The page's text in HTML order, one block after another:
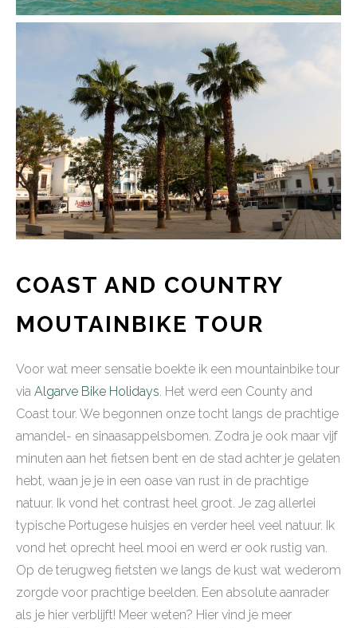
COAST AND COUNTRY
MOUTAINBIKE TOUR
Voor wat meer sensatie boekte ik een mountainbike tour
via Algarve Bike Holidays. Het werd een County and
Coast tour. We begonnen onze tocht langs de prachtige
amandel- en sinaasappelsbomen. Zodra je ook maar vijf
minuten aan het fietsen bent en de stad achter je gelaten
hebt, waan je je in een oase van rust in de prachtige
natuur. Ik vond het contrast heel groot. Je zag allerlei
typische Portugese huisjes en verder heel veel natuur. Ik
vond het oprecht heel mooi en werd er ook rustig van.
Op de terugweg fietsten we langs de kust wat wederom
zorgde voor prachtige beelden. Een absolute aanrader
als je hier verblijft! Meer weten? Hier vind je meer